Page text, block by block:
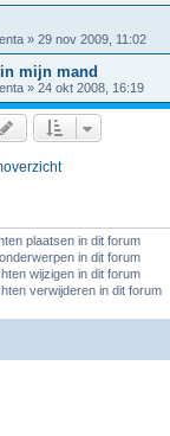
» 29 nov 2009, 11:02
mijn mand
» 24 okt 2008, 16:19
plaatsen in dit forum
in dit forum
wijzigen in dit forum
verwijderen in dit forum